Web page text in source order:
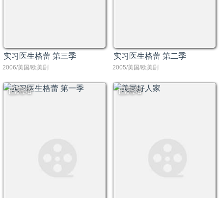
实习医生格蕾 第三季
2006/美国/欧美剧
实习医生格蕾 第二季
2005/美国/欧美剧
已完结 已完结